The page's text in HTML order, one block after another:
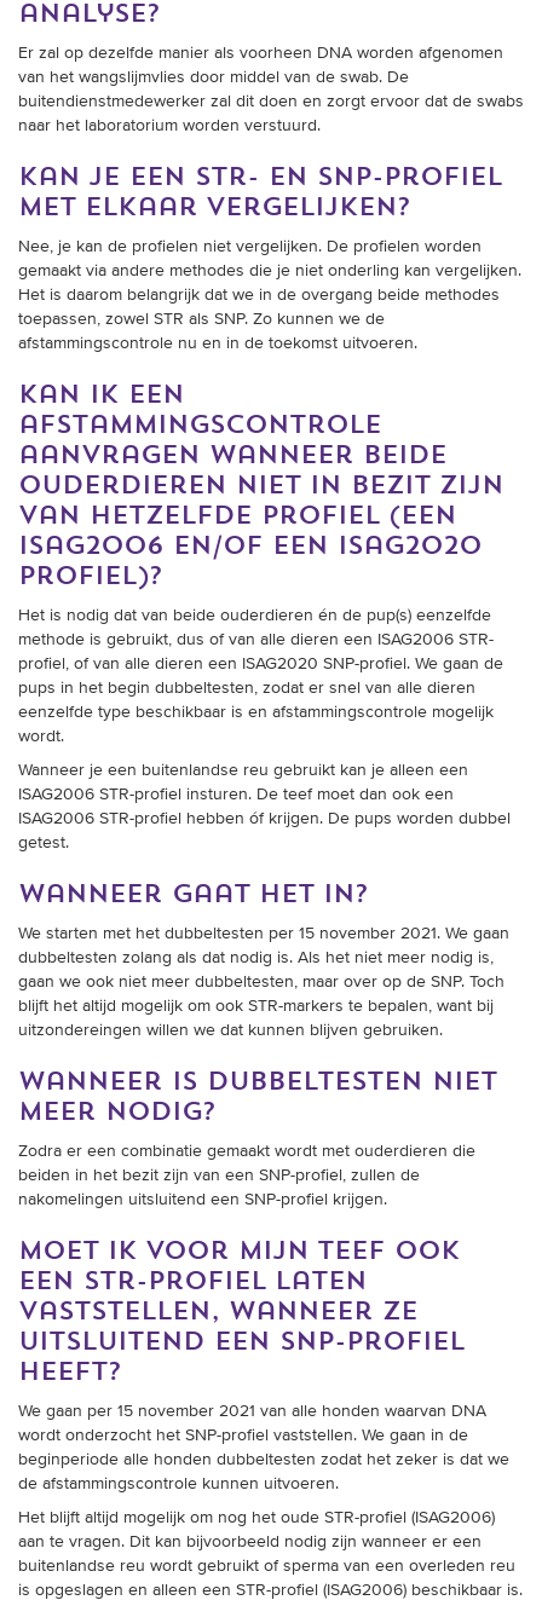
analyse?
Er zal op dezelfde manier als voorheen DNA worden afgenomen
van het wangslijmvlies door middel van de swab. De
buitendienstmedewerker zal dit doen en zorgt ervoor dat de swabs
naar het laboratorium worden verstuurd.
kan je een str- en snp-profiel
met elkaar vergelijken?
Nee, je kan de profielen niet vergelijken. De profielen worden
gemaakt via andere methodes die je niet onderling kan vergelijken.
Het is daarom belangrijk dat we in de overgang beide methodes
toepassen, zowel STR als SNP. Zo kunnen we de
afstammingscontrole nu en in de toekomst uitvoeren.
kan ik een
afstammingscontrole
aanvragen wanneer beide
ouderdieren niet in bezit zijn
van hetzelfde profiel (een
isag2006 en/of een isag2020
profiel)?
Het is nodig dat van beide ouderdieren én de pup(s) eenzelfde
methode is gebruikt, dus of van alle dieren een ISAG2006 STR-
profiel, of van alle dieren een ISAG2020 SNP-profiel. We gaan de
pups in het begin dubbeltesten, zodat er snel van alle dieren
eenzelfde type beschikbaar is en afstammingscontrole mogelijk
wordt.
Wanneer je een buitenlandse reu gebruikt kan je alleen een
ISAG2006 STR-profiel insturen. De teef moet dan ook een
ISAG2006 STR-profiel hebben óf krijgen. De pups worden dubbel
getest.
wanneer gaat het in?
We starten met het dubbeltesten per 15 november 2021. We gaan
dubbeltesten zolang als dat nodig is. Als het niet meer nodig is,
gaan we ook niet meer dubbeltesten, maar over op de SNP. Toch
blijft het altijd mogelijk om ook STR-markers te bepalen, want bij
uitzondereingen willen we dat kunnen blijven gebruiken.
wanneer is dubbeltesten niet
meer nodig?
Zodra er een combinatie gemaakt wordt met ouderdieren die
beiden in het bezit zijn van een SNP-profiel, zullen de
nakomelingen uitsluitend een SNP-profiel krijgen.
moet ik voor mijn teef ook
een str-profiel laten
vaststellen, wanneer ze
uitsluitend een snp-profiel
heeft?
We gaan per 15 november 2021 van alle honden waarvan DNA
wordt onderzocht het SNP-profiel vaststellen. We gaan in de
beginperiode alle honden dubbeltesten zodat het zeker is dat we
de afstammingscontrole kunnen uitvoeren.
Het blijft altijd mogelijk om nog het oude STR-profiel (ISAG2006)
aan te vragen. Dit kan bijvoorbeeld nodig zijn wanneer er een
buitenlandse reu wordt gebruikt of sperma van een overleden reu
is opgeslagen en alleen een STR-profiel (ISAG2006) beschikbaar is.